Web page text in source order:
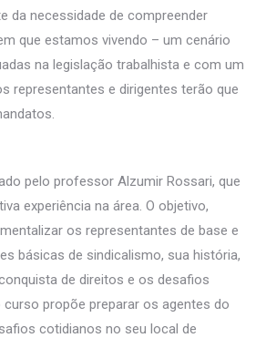
da necessidade de compreender
que estamos vivendo – um cenário
na legislação trabalhista e com um
representantes e dirigentes terão que
pelo professor Alzumir Rossari, que
experiência na área. O objetivo,
os representantes de base e
básicas de sindicalismo, sua história,
de direitos e os desafios
propõe preparar os agentes do
cotidianos no seu local de